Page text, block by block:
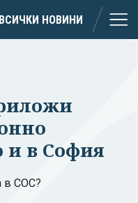
ВСИЧКИ НОВИНИ
и в София
в СОС?